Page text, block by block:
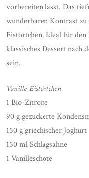
vorbereiten lässt. Das
wunderbaren Kontrast
Eistörtchen. Ideal für
klassisches Dessert nach
sein.
Vanille-Eistörtchen
1 Bio-Zitrone
90 g gezuckerte
150 g griechischer Joghurt
150 ml Schlagsahne
1 Vanilleschote